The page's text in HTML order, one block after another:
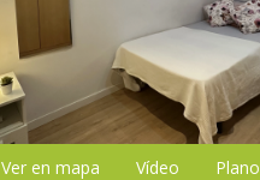
Ver en mapa Vídeo Plano